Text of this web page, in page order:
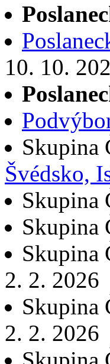
10. 10.
Skupina
Švédsko,
Skupina
Skupina
Skupina
2. 2. 2026
Skupina
2. 2. 2026